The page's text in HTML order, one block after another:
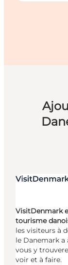
VisitDenmark
tourisme
les visiteurs à
le Danemark a
vous y
voir et à faire.